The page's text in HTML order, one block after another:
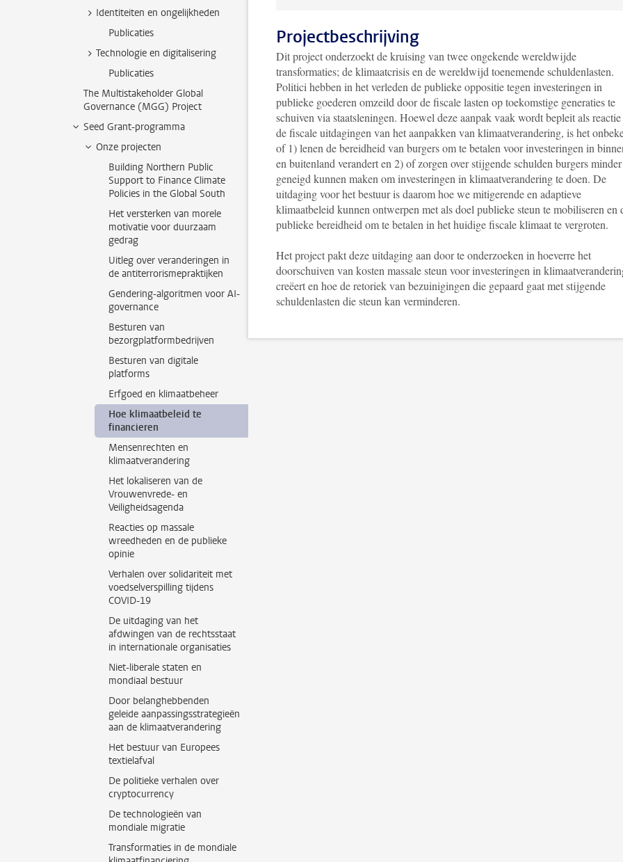
Identiteiten en ongelijkheden
Publicaties
Technologie en digitalisering
Publicaties
The Multistakeholder Global
Governance (MGG) Project
Seed Grant-programma
Onze projecten
Building Northern Public
Support to Finance Climate
Policies in the Global South
Het versterken van morele
motivatie voor duurzaam
gedrag
Uitleg over veranderingen in
de antiterrorismepraktijken
Gendering-algoritmen voor AI-
governance
Besturen van
bezorgplatformbedrijven
Besturen van digitale
platforms
Erfgoed en klimaatbeheer
Hoe klimaatbeleid te
financieren
Mensenrechten en
klimaatverandering
Het lokaliseren van de
Vrouwenvrede- en
Veiligheidsagenda
Reacties op massale
wreedheden en de publieke
opinie
Verhalen over solidariteit met
voedselverspilling tijdens
COVID-19
De uitdaging van het
afdwingen van de rechtsstaat
in internationale organisaties
Niet-liberale staten en
mondiaal bestuur
Door belanghebbenden
geleide aanpassingsstrategieën
aan de klimaatverandering
Het bestuur van Europees
textielafval
De politieke verhalen over
cryptocurrency
De technologieën van
mondiale migratie
Transformaties in de mondiale
Projectbeschrijving
Dit project onderzoekt de kruising van twee ongekende wereldwijde
transformaties; de klimaatcrisis en de wereldwijd toenemende schuldenlasten.
Politici hebben in het verleden de publieke oppositie tegen investeringen in
publieke goederen omzeild door de fiscale lasten op toekomstige generaties te
schuiven via staatsleningen. Hoewel deze aanpak vaak wordt bepleit als
de fiscale uitdagingen van het aanpakken van klimaatverandering, is het
of 1) lenen de bereidheid van burgers om te betalen voor investeringen in
en buitenland verandert en 2) of zorgen over stijgende schulden burgers minder
geneigd kunnen maken om investeringen in klimaatverandering te doen. De
uitdaging voor het bestuur is daarom hoe we mitigerende en adaptieve
klimaatbeleid kunnen ontwerpen met als doel publieke steun te mobiliseren en
publieke bereidheid om te betalen in het huidige fiscale klimaat te vergroten.
Het project pakt deze uitdaging aan door te onderzoeken in hoeverre het
doorschuiven van kosten massale steun voor investeringen in
creëert en hoe de retoriek van bezuinigingen die gepaard gaat met stijgende
schuldenlasten die steun kan verminderen.